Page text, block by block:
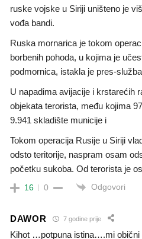
ruske vojske u Siriji uništeno je
vođa bandi.
Ruska mornarica je tokom
borbenih pohoda, u kojima je
podmornica, istakla je pres-
U napadima avijacije i krstarećih
objekata terorista, među kojima
9.941 skladište municije i
Tokom operacija Rusije u Siriji
odsto teritorije, naspram osam
početku sukoba. Od terorista je
16 0 Odgovori
DAWOR 7 godine prije
Kihot …potpuna istina….mi obični